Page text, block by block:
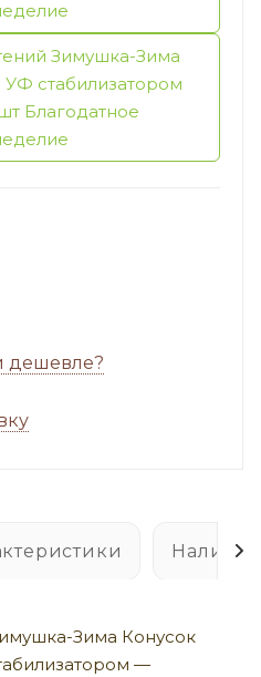
Зимушка-Зима
УФ стабилизатором
Благодатное
дешевле?
Зима Конусок
—